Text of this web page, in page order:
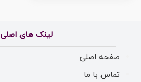
لینک های اصلی
صفحه اصلی
تماس با ما